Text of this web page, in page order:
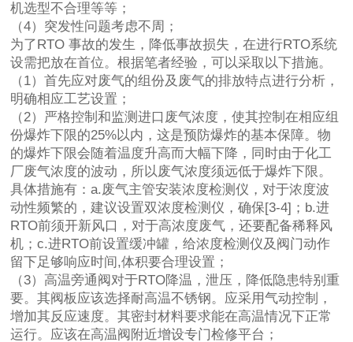
机选型不合理等等；
（4）突发性问题考虑不周；
为了RTO 事故的发生，降低事故损失，在进行RTO系统
设需把放在首位。根据笔者经验，可以采取以下措施。
（1）首先应对废气的组份及废气的排放特点进行分析，
明确相应工艺设置；
（2）严格控制和监测进口废气浓度，使其控制在相应组
份爆炸下限的25%以内，这是预防爆炸的基本保障。物
的爆炸下限会随着温度升高而大幅下降，同时由于化工
厂废气浓度的波动，所以废气浓度须远低于爆炸下限。
具体措施有：a.废气主管安装浓度检测仪，对于浓度波
动性频繁的，建议设置双浓度检测仪，确保[3-4]；b.进
RTO前须开新风口，对于高浓度废气，还要配备稀释风
机；c.进RTO前设置缓冲罐，给浓度检测仪及阀门动作
留下足够响应时间,体积要合理设置；
（3）高温旁通阀对于RTO降温，泄压，降低隐患特别重
要。其阀板应该选择耐高温不锈钢。应采用气动控制，
增加其反应速度。其密封材料要求能在高温情况下正常
运行。应该在高温阀附近增设专门检修平台；